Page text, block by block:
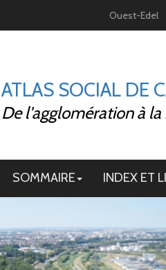
Ouest-Edel
ATLAS SOCIAL DE
De l'agglomération à
SOMMAIRE INDEX ET